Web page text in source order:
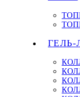
ГЕЛЬ-